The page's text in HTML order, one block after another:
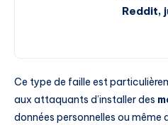
Reddit,
Ce type de faille est
aux attaquants d’installer des
données personnelles ou